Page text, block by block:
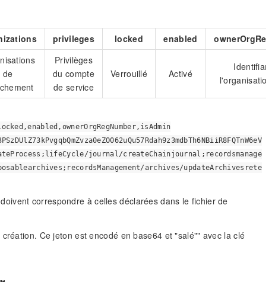
privileges locked enabled
de
Privilèges
du compte
de service
Verrouillé Activé
Identifiant
l'organisation
journal/createChainjournal;recordsmanage
archives/updateArchivesrete
correspondre à celles déclarées dans le fichier de
Ce jeton est encodé en base64 et "salé"" avec la clé